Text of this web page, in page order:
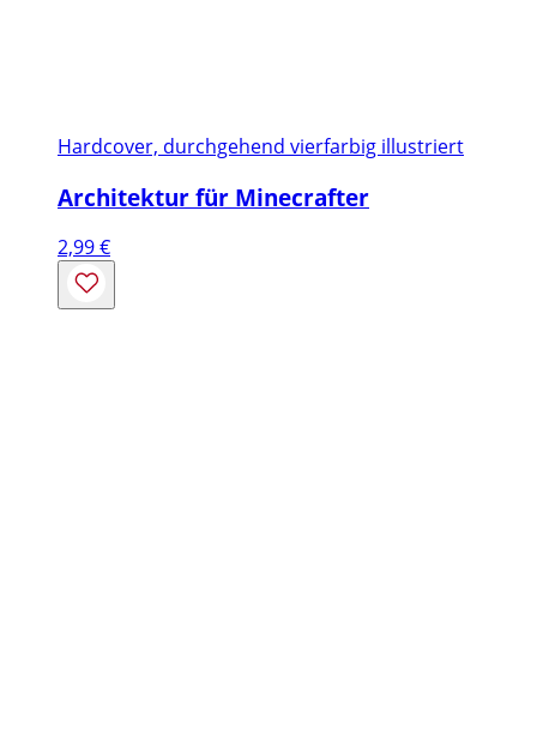
Hardcover, durchgehend vierfarbig illustriert
Architektur für Minecrafter
2,99€